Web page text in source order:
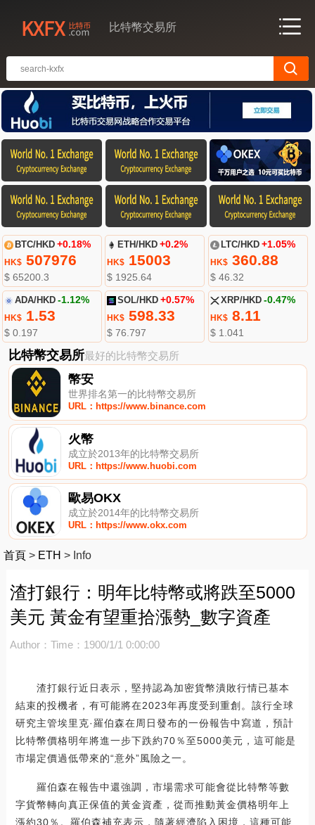
比特幣交易所
BTC/HKD +0.18%
HK$507976
$ 65200.3
ETH/HKD +0.2%
HK$ 15003
$ 1925.64
LTC/HKD +1.05%
HK$360.88
$ 46.32
ADA/HKD -1.12%
HK$1.53
$ 0.197
SOL/HKD +0.57%
HK$ 598.33
$ 76.797
XRP/HKD -0.47%
HK$8.11
$ 1.041
比特幣交易所最好的比特幣交易所
幣安
世界排名第一的比特幣交易所
URL：https://www.binance.com
火幣
成立於2013年的比特幣交易所
URL：https://www.huobi.com
歐易OKX
成立於2014年的比特幣交易所
URL：https://www.okx.com
首頁 > ETH > Info
渣打銀行：明年比特幣或將跌至5000
美元 黃金有望重拾漲勢_數字資產
Author： Time：1900/1/1 0:00:00
渣打銀行近日表示，堅持認為加密貨幣潰敗行情已基本
結束的投機者，有可能將在2023年再度受到重創。該行全球
研究主管埃里克·羅伯森在周日發布的一份報告中寫道，預計
比特幣價格明年將進一步下跌約70％至5000美元，這可能是
市場定價過低帶來的“意外”風險之一。
羅伯森在報告中還強調，市場需求可能會從比特幣等數
字貨幣轉向真正保值的黃金資產，從而推動黃金價格明年上
漲約30％。羅伯森補充表示，隨著經濟陷入困境，這種可能